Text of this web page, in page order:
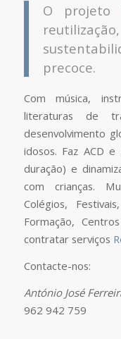
O projeto
precoce.
Com música,
literaturas de
desenvolvimento
idosos. Faz ACD
duração) e
com crianças.
Colégios,
Formação,
contratar serviços
Contacte-nos:
António José
962 942 759